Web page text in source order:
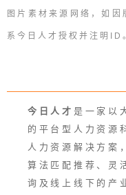
图片素材来源网络，如因
系今日人才授权并注明ID
今日人才 是一家以
的平台型人力资源
人力资源解决方案
算法匹配推荐、灵
询及线上线下的产